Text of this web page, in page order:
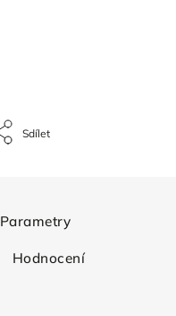
Sdílet
Parametry
Hodnocení